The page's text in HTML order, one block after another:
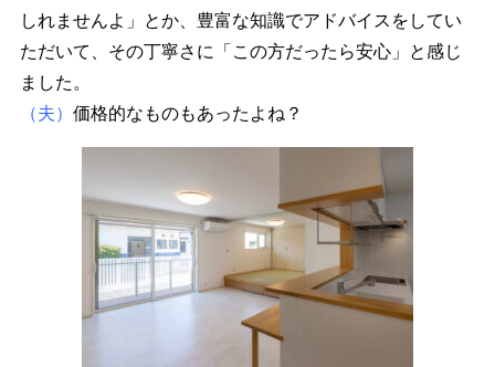
しれませんよ」とか、豊富な知識でアドバイスをしてい
ただいて、その丁寧さに「この方だったら安心」と感じ
ました。
（夫） 価格的なものもあったよね？